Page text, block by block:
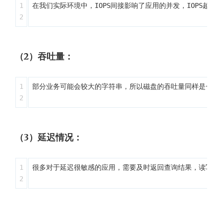
1
在我们实际环境中，IOPS间接影响了应用的并发，IOPS越高
（2）吞吐量：
1
部分业务可能会较大的字符串，所以磁盘的吞吐量同样是一
（3）延迟情况：
1
很多对于延迟很敏感的应用，需要及时返回查询结果，读写